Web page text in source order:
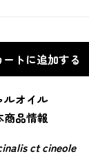
ートに追加する
ルオイル
商品情報
ct cineole